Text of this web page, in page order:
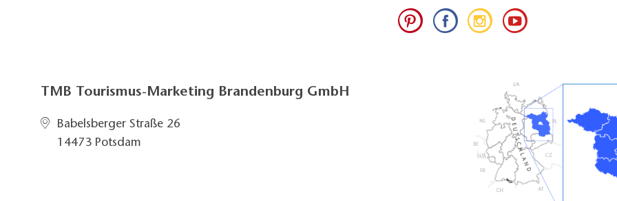
TMB Tourismus-Marketing Brandenburg GmbH
Babelsberger Straße 26
14473 Potsdam